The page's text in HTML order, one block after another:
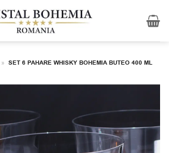
» SET 6 PAHARE WHISKY BOHEMIA BUTEO 400 ML